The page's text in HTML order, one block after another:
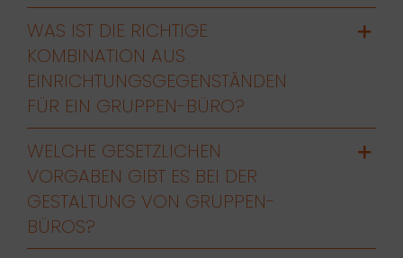
WAS IST DIE RICHTIGE
KOMBINATION AUS
EINRICHTUNGSGEGENSTÄNDEN
FÜR EIN GRUPPEN-BÜRO?
WELCHE GESETZLICHEN
VORGABEN GIBT ES BEI DER
GESTALTUNG VON GRUPPEN-
BÜROS?